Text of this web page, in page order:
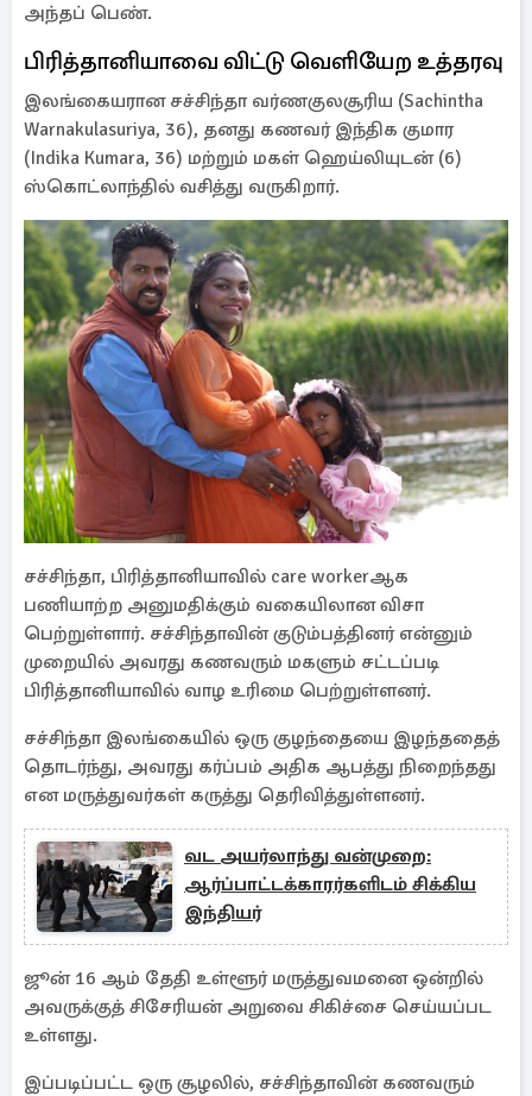
அந்தப் பெண்.
பிரித்தானியாவை விட்டு வெளியேற உத்தரவு
இலங்கையரான சச்சிந்தா வர்ணகுலசூரிய (Sachintha
Warnakulasuriya, 36), தனது கணவர் இந்திக குமார
(Indika Kumara, 36) மற்றும் மகள் ஹெய்லியுடன் (6)
ஸ்கொட்லாந்தில் வசித்து வருகிறார்.
சச்சிந்தா, பிரித்தானியாவில் care workerஆக
பணியாற்ற அனுமதிக்கும் வகையிலான விசா
பெற்றுள்ளார். சச்சிந்தாவின் குடும்பத்தினர் என்னும்
முறையில் அவரது கணவரும் மகளும் சட்டப்படி
பிரித்தானியாவில் வாழ உரிமை பெற்றுள்ளனர்.
சச்சிந்தா இலங்கையில் ஒரு குழந்தையை இழந்ததைத்
தொடர்ந்து, அவரது கர்ப்பம் அதிக ஆபத்து நிறைந்தது
என மருத்துவர்கள் கருத்து தெரிவித்துள்ளனர்.
வட அயர்லாந்து வன்முறை:
ஆர்ப்பாட்டக்காரர்களிடம் சிக்கிய
இந்தியர்
ஜூன் 16 ஆம் தேதி உள்ளூர் மருத்துவமனை ஒன்றில்
அவருக்குத் சிசேரியன் அறுவை சிகிச்சை செய்யப்பட
உள்ளது.
இப்படிப்பட்ட ஒரு சூழலில், சச்சிந்தாவின் கணவரும்